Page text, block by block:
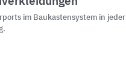
im Baukastensystem in jeder